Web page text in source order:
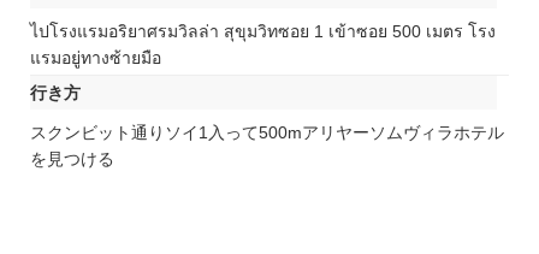
ไปโรงแรมอริยาศรมวิลล่า สุขุมวิทซอย 1 เข้าซอย 500 เมตร โรง
แรมอยู่ทางซ้ายมือ
行き方
スクンビット通りソイ1入って500mアリヤーソムヴィラホテル
を見つける